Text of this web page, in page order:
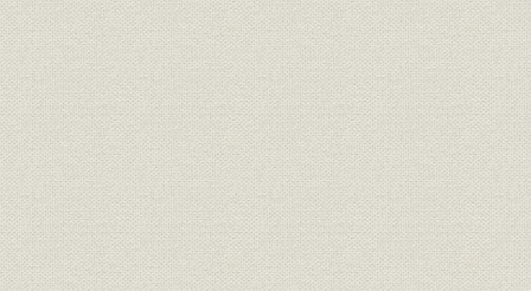
経営
三井物産会社改革将来必要之廉
明治二四年
事業所;経営
三井物産会社本支店将来営業科
目
明治二四年
経営 三井鉱山会社創立趣意書 明治二四年
経営 三井鉱山合資会社創立手続 明治二五年
定款 有限責任三井鉱山合資会社定款 明治二五